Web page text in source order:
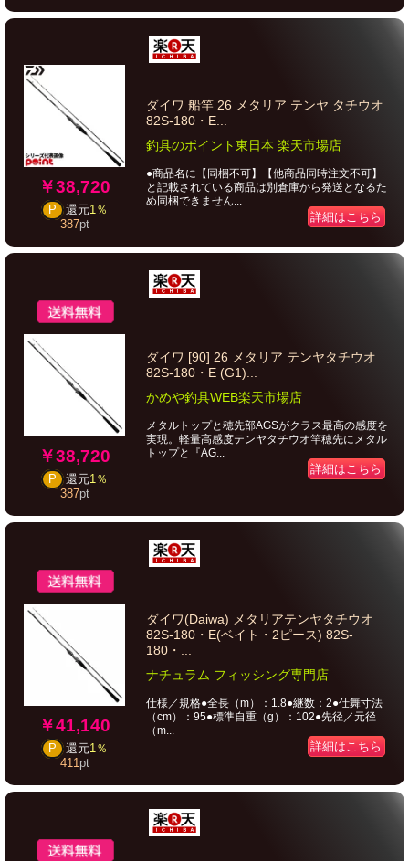
￥38,720
P 還元1％
387pt
ダイワ 船竿 26 メタリア テンヤ タチウオ
82S-180・E...
釣具のポイント東日本 楽天市場店
●商品名に【同梱不可】【他商品同時注文不可】
と記載されている商品は別倉庫から発送となるた
め同梱できません...
詳細はこちら
￥38,720
P 還元1％
387pt
ダイワ [90] 26 メタリア テンヤタチウオ
82S-180・E (G1)...
かめや釣具WEB楽天市場店
メタルトップと穂先部AGSがクラス最高の感度を
実現。軽量高感度テンヤタチウオ竿穂先にメタル
トップと『AG...
詳細はこちら
￥41,140
P 還元1％
411pt
ダイワ(Daiwa) メタリアテンヤタチウオ
82S-180・E(ベイト・2ピース) 82S-
180・...
ナチュラム フィッシング専門店
仕様／規格●全長（m）：1.8●継数：2●仕舞寸法
（cm）：95●標準自重（g）：102●先径／元径
（m...
詳細はこちら